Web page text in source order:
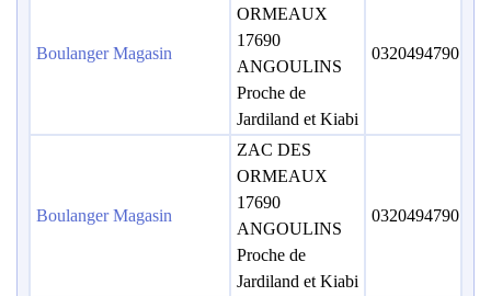
Boulanger Magasin
ORMEAUX
17690
ANGOULINS
Proche de
Jardiland et Kiabi
0320494790
Boulanger Magasin
ZAC DES
ORMEAUX
17690
ANGOULINS
Proche de
Jardiland et Kiabi
0320494790